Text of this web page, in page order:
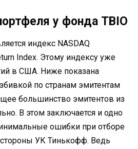
у фонда TBIO
индекс NASDAQ
Index. Этому индексу уже
в США. Ниже показана
по странам эмитентам
большинство эмитентов из
В этом заключается и одно
ошибки при отборе
УК Тинькофф. Ведь